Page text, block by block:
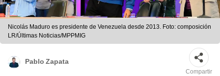
Nicolás Maduro es presidente de Venezuela desde 2013. Foto: composición
LR/Últimas Noticias/MPPMIG
Pablo Zapata
Compartir